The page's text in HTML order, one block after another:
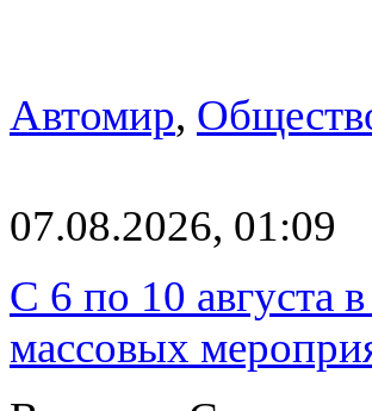
Автомир,
07.08.2026, 01:09
С 6 по 10 августа
массовых